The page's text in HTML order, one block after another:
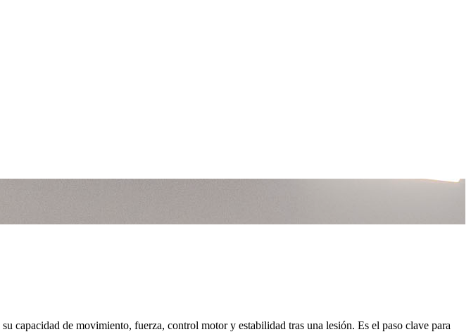
capacidad de movimiento, fuerza, control motor y estabilidad tras una lesión. Es el paso clave para